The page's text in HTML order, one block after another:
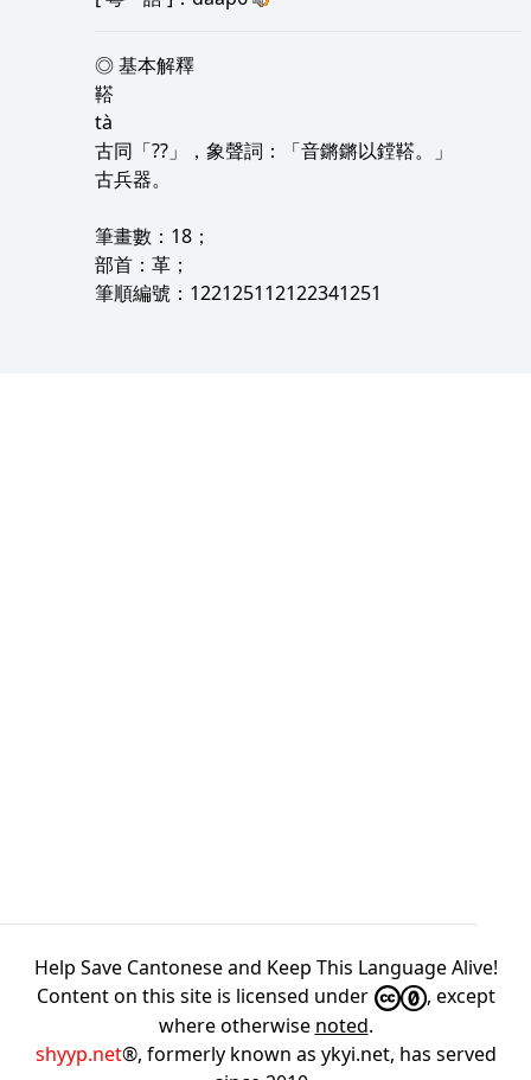
◎ 基本解釋
鞳
tà
古同「??」，象聲詞：「音鏘鏘以鏜鞳。」
古兵器。
筆畫數：18；
部首：革；
筆順編號：122125112122341251
Help Save Cantonese and Keep This Language Alive!
Content on this site is licensed under
, except
where otherwise noted.
shyyp.net®, formerly known as ykyi.net, has served